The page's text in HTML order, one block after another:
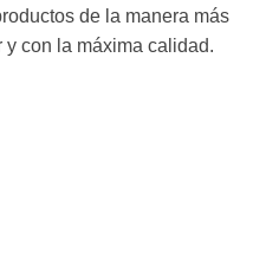
de la manera más
con la máxima calidad.